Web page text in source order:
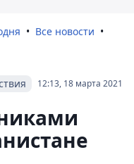
Все новости
12:13, 18 марта 2021